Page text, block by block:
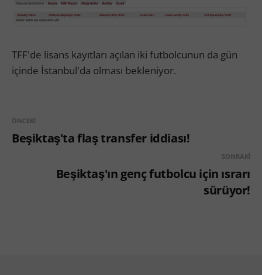
TFF'de lisans kayıtları açılan iki futbolcunun da gün
içinde İstanbul'da olması bekleniyor.
ÖNCEKI
Beşiktaş'ta flaş transfer iddiası!
SONRAKI
Beşiktaş'ın genç futbolcu için ısrarı
sürüyor!